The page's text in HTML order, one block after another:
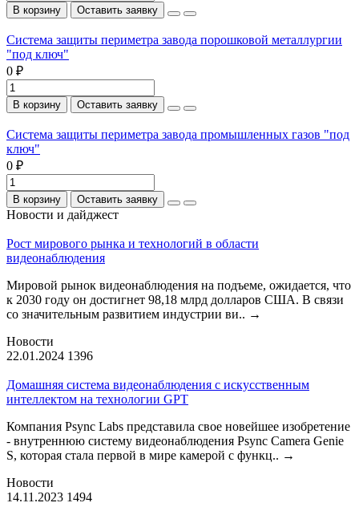
В корзину Оставить заявку
Система защиты периметра завода порошковой металлургии
"под ключ"
0 ₽
В корзину Оставить заявку
Система защиты периметра завода промышленных газов "под
ключ"
0 ₽
В корзину Оставить заявку
Новости и дайджест
Рост мирового рынка и технологий в области
видеонаблюдения
Мировой рынок видеонаблюдения на подъеме, ожидается, что
к 2030 году он достигнет 98,18 млрд долларов США. В связи
со значительным развитием индустрии ви.. →
Новости
22.01.2024 1396
Домашняя система видеонаблюдения с искусственным
интеллектом на технологии GPT
Компания Psync Labs представила свое новейшее изобретение
- внутреннюю систему видеонаблюдения Psync Camera Genie
S, которая стала первой в мире камерой с функц.. →
Новости
14.11.2023 1494